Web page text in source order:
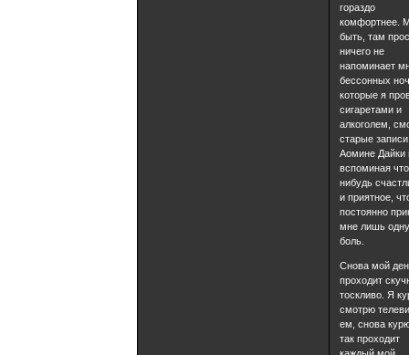
гораздо
комфортнее.
быть, там
ничего не
напоминает
бессонных
которые я
сигаретами и
алкоголем,
старые
Аомине Дайки
вспоминая
нибудь
и приятное,
постоянно
мне лишь
боль.
Снова мой
проходит
тоскливо. Я
смотрю
ем, снова
так проходит